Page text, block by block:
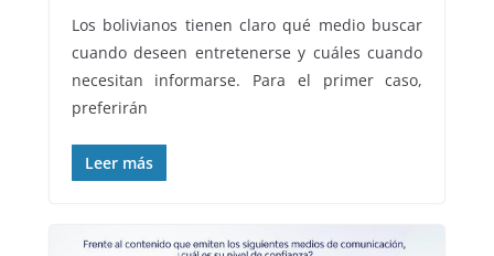
Los bolivianos tienen claro qué medio buscar
cuando deseen entretenerse y cuáles cuando
necesitan informarse. Para el primer caso,
preferirán
Leer más